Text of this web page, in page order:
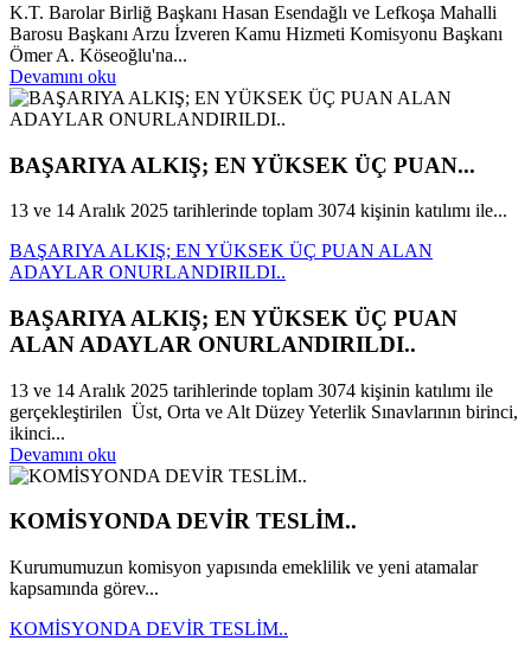
K.T. Barolar Birliğ Başkanı Hasan Esendağlı ve Lefkoşa Mahalli
Barosu Başkanı Arzu İzveren Kamu Hizmeti Komisyonu Başkanı
Ömer A. Köseoğlu'na...
Devamını oku
BAŞARIYA ALKIŞ; EN YÜKSEK ÜÇ PUAN...
13 ve 14 Aralık 2025 tarihlerinde toplam 3074 kişinin katılımı ile...
BAŞARIYA ALKIŞ; EN YÜKSEK ÜÇ PUAN ALAN
ADAYLAR ONURLANDIRILDI..
BAŞARIYA ALKIŞ; EN YÜKSEK ÜÇ PUAN
ALAN ADAYLAR ONURLANDIRILDI..
13 ve 14 Aralık 2025 tarihlerinde toplam 3074 kişinin katılımı ile
gerçekleştirilen Üst, Orta ve Alt Düzey Yeterlik Sınavlarının birinci,
ikinci...
Devamını oku
KOMİSYONDA DEVİR TESLİM..
Kurumumuzun komisyon yapısında emeklilik ve yeni atamalar
kapsamında görev...
KOMİSYONDA DEVİR TESLİM..